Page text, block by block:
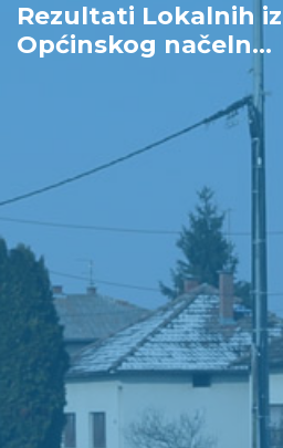
Rezultati Lokalnih
Općinskog načeln...